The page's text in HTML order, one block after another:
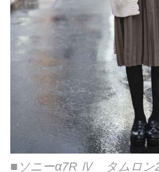
■ソニーα7R Ⅳ タムロン